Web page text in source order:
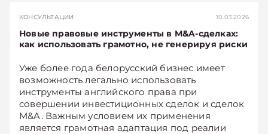
в суде и в административных
правоотношениях с госорганами и чем опыт,
уже накопленный в России, может быть
КОНСУЛЬТАЦИИ 10.03.2026
Новые правовые инструменты в M&A-сделках:
как использовать грамотно, не генерируя риски
Уже более года белорусский бизнес имеет
возможность легально использовать
инструменты английского права при
совершении инвестиционных сделок и сделок
M&A. Важным условием их применения
является грамотная адаптация под реалии